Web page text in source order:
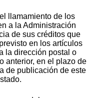
llamamiento de los
a la Administración
de sus créditos que
en los artículos
la dirección postal o
anterior, en el plazo de
de publicación de este